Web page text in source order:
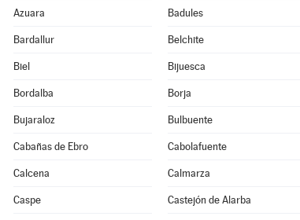
Azuara Badules
Bardallur Belchite
Biel Bijuesca
Bordalba Borja
Bujaraloz Bulbuente
Cabañas de Ebro Cabolafuente
Calcena Calmarza
Caspe Castejón de Alarba